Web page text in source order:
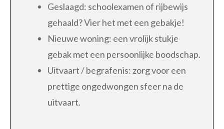
Geslaagd: schoolexamen of rijbewijs
gehaald? Vier het met een gebakje!
Nieuwe woning: een vrolijk stukje
gebak met een persoonlijke boodschap.
Uitvaart / begrafenis: zorg voor een
prettige ongedwongen sfeer na de
uitvaart.